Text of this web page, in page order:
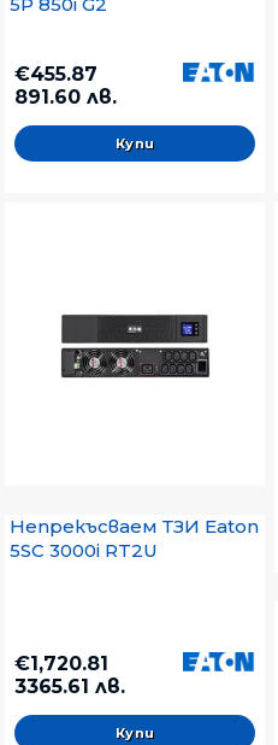
€455.87
891.60 лв.
Непрекъсваем ТЗИ Eaton
5SC 3000i RT2U
€1,720.81
3365.61 лв.